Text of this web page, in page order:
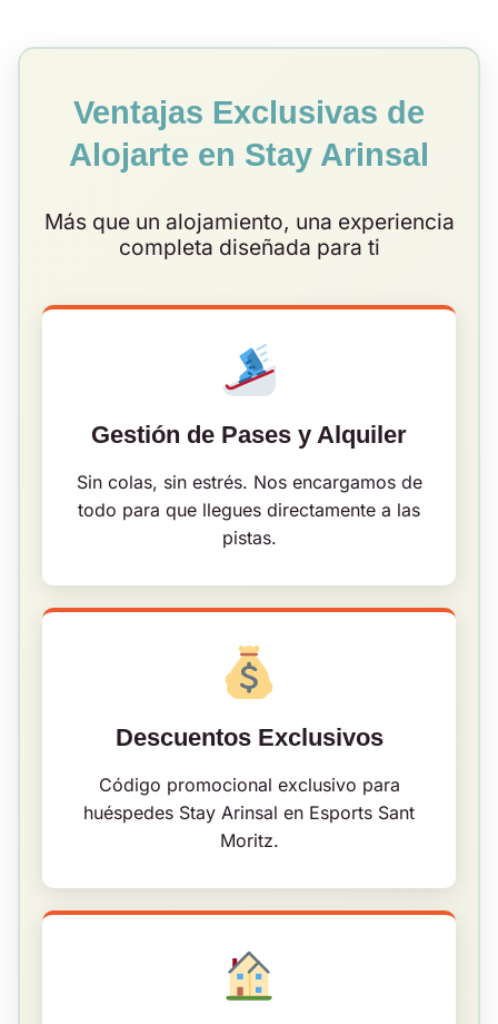
Ventajas Exclusivas de
Alojarte en Stay Arinsal
Más que un alojamiento, una experiencia
completa diseñada para ti
Gestión de Pases y Alquiler
Sin colas, sin estrés. Nos encargamos de
todo para que llegues directamente a las
pistas.
Descuentos Exclusivos
Código promocional exclusivo para
huéspedes Stay Arinsal en Esports Sant
Moritz.